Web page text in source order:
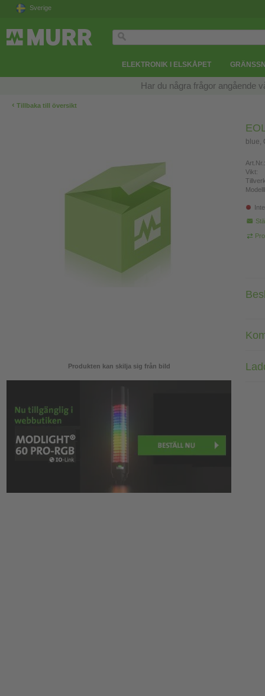
Sverige
ELEKTRONIK I ELSKÅPET
Har du några frågor angående
‹ Tillbaka till översikt
Produkten kan skilja sig från bild
blue,
Art.Nr.:
Vikt: